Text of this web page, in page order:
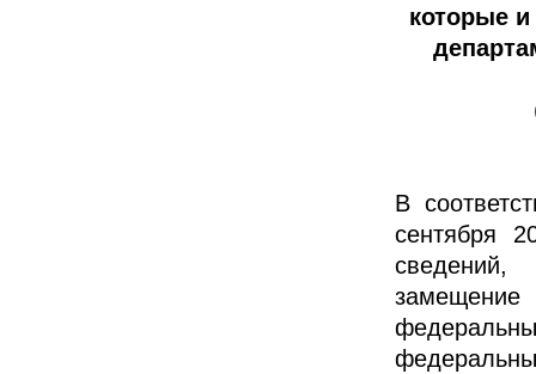
которые
В
сентября
замещение